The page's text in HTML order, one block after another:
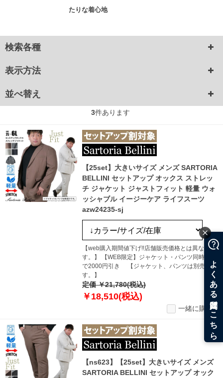
たりな着心地
検索各種
表示方法
並べ替え
3件あります
【25set】大きいサイズ メンズ SARTORIA
BELLINI セットアップ オックス ストレッ
チ ジャケット ジャストフィット 軽量 ウォ
ッシャブル イージーケア ライフスーツ
azw24235-sj
【web購入期間値下げ!!店舗販売価格とは異なりま
す。】 【WEB限定】ジャケット・パンツ同時購入
で2000円引き 【ジャケット、パンツは別売りで
す。】
定価 ￥21,780(税込)
￥18,510(税込)
一緒に購入
【ns623】【25set】大きいサイズ メンズ
SARTORIA BELLINI セットアップ オック